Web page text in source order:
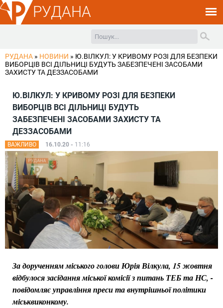
РУДАНА
РУДАНА » НОВИНИ » Ю.ВІЛКУЛ: У КРИВОМУ РОЗІ ДЛЯ БЕЗПЕКИ
ВИБОРЦІВ ВСІ ДІЛЬНИЦІ БУДУТЬ ЗАБЕЗПЕЧЕНІ ЗАСОБАМИ
ЗАХИСТУ ТА ДЕЗЗАСОБАМИ
Ю.ВІЛКУЛ: У КРИВОМУ РОЗІ ДЛЯ БЕЗПЕКИ
ВИБОРЦІВ ВСІ ДІЛЬНИЦІ БУДУТЬ
ЗАБЕЗПЕЧЕНІ ЗАСОБАМИ ЗАХИСТУ ТА
ДЕЗЗАСОБАМИ
ВАЖЛИВО 16.10.20 - 11:16
За дорученням міського голови Юрія Вілкула, 15 жовтня
відбулося засідання міської комісії з питань ТЕБ та НС, -
повідомляє управління преси та внутрішньої політики
міськвиконкому.